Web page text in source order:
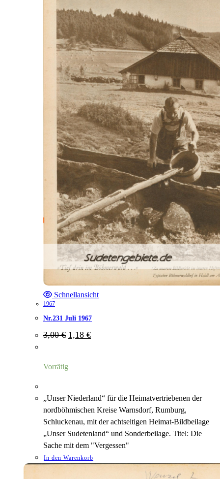
Schnellansicht
1967
Nr.231 Juli 1967
3,00€ Ursprünglicher
Preis
1,18 €Aktueller
Preis
Vorrätig
„Unser Niederland“ für die Heimatvertriebenen der
nordböhmischen Kreise Warnsdorf, Rumburg,
Schluckenau, mit der achtseitigen Heimat-Bildbeilage
„Unser Sudetenland“ und Sonderbeilage. Titel: Die
Sache mit dem "Vergessen"
In den Warenkorb